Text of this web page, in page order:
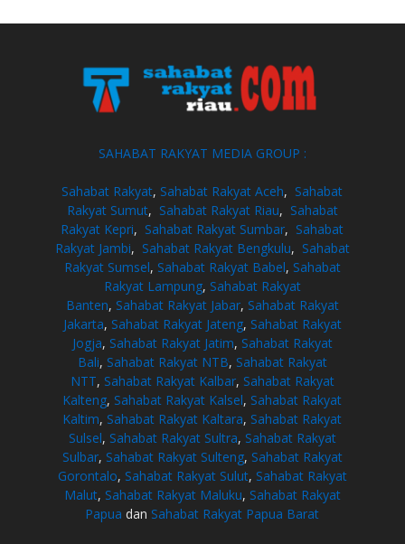
SAHABAT RAKYAT MEDIA GROUP :
Sahabat Rakyat, Sahabat Rakyat Aceh, Sahabat
Rakyat Sumut, Sahabat Rakyat Riau, Sahabat
Rakyat Kepri, Sahabat Rakyat Sumbar, Sahabat
Rakyat Jambi, Sahabat Rakyat Bengkulu, Sahabat
Rakyat Sumsel, Sahabat Rakyat Babel, Sahabat
Rakyat Lampung, Sahabat Rakyat
Banten, Sahabat Rakyat Jabar, Sahabat Rakyat
Jakarta, Sahabat Rakyat Jateng, Sahabat Rakyat
Jogja, Sahabat Rakyat Jatim, Sahabat Rakyat
Bali, Sahabat Rakyat NTB, Sahabat Rakyat
NTT, Sahabat Rakyat Kalbar, Sahabat Rakyat
Kalteng, Sahabat Rakyat Kalsel, Sahabat Rakyat
Kaltim, Sahabat Rakyat Kaltara, Sahabat Rakyat
Sulsel, Sahabat Rakyat Sultra, Sahabat Rakyat
Sulbar, Sahabat Rakyat Sulteng, Sahabat Rakyat
Gorontalo, Sahabat Rakyat Sulut, Sahabat Rakyat
Malut, Sahabat Rakyat Maluku, Sahabat Rakyat
Papua dan Sahabat Rakyat Papua Barat